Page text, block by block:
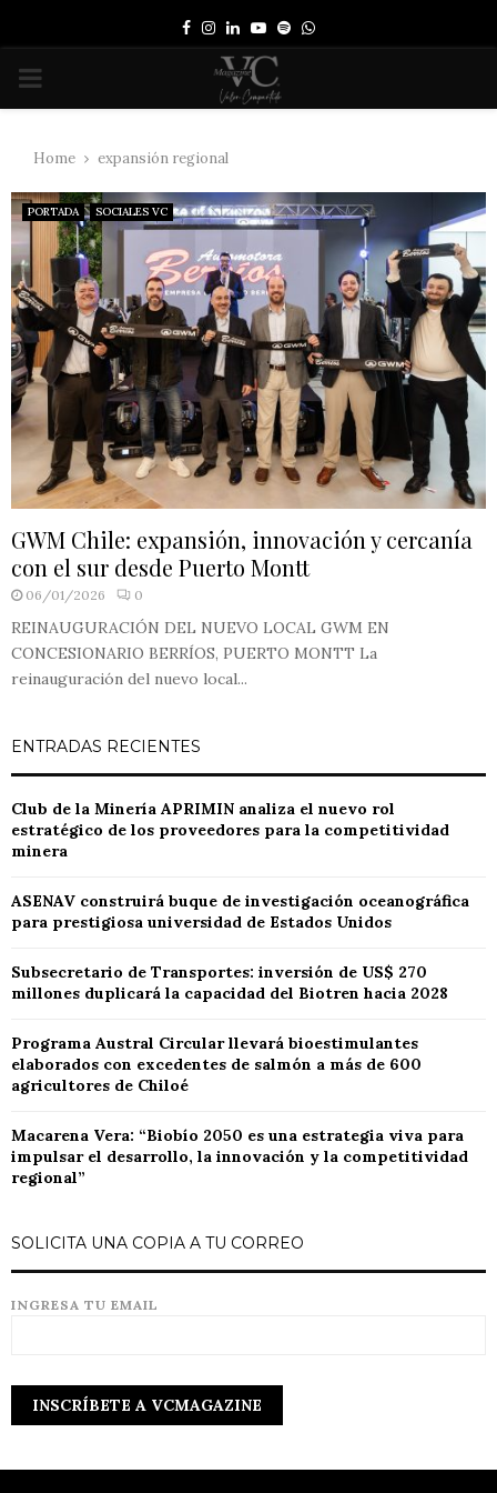
Facebook
Instagram
LinkedinYoutube
SpotifyWhatsapp
PRIMARY
Home expansión regional
PORTADA SOCIALES VC
GWM Chile: expansión, innovación y cercanía
con el sur desde Puerto Montt
06/01/2026 0
REINAUGURACIÓN DEL NUEVO LOCAL GWM EN
CONCESIONARIO BERRÍOS, PUERTO MONTT La
reinauguración del nuevo local...
ENTRADAS RECIENTES
Club de la Minería APRIMIN analiza el nuevo rol
estratégico de los proveedores para la competitividad
minera
ASENAV construirá buque de investigación oceanográfica
para prestigiosa universidad de Estados Unidos
Subsecretario de Transportes: inversión de US$ 270
millones duplicará la capacidad del Biotren hacia 2028
Programa Austral Circular llevará bioestimulantes
elaborados con excedentes de salmón a más de 600
agricultores de Chiloé
Macarena Vera: “Biobío 2050 es una estrategia viva para
impulsar el desarrollo, la innovación y la competitividad
regional”
SOLICITA UNA COPIA A TU CORREO
INGRESA TU EMAIL